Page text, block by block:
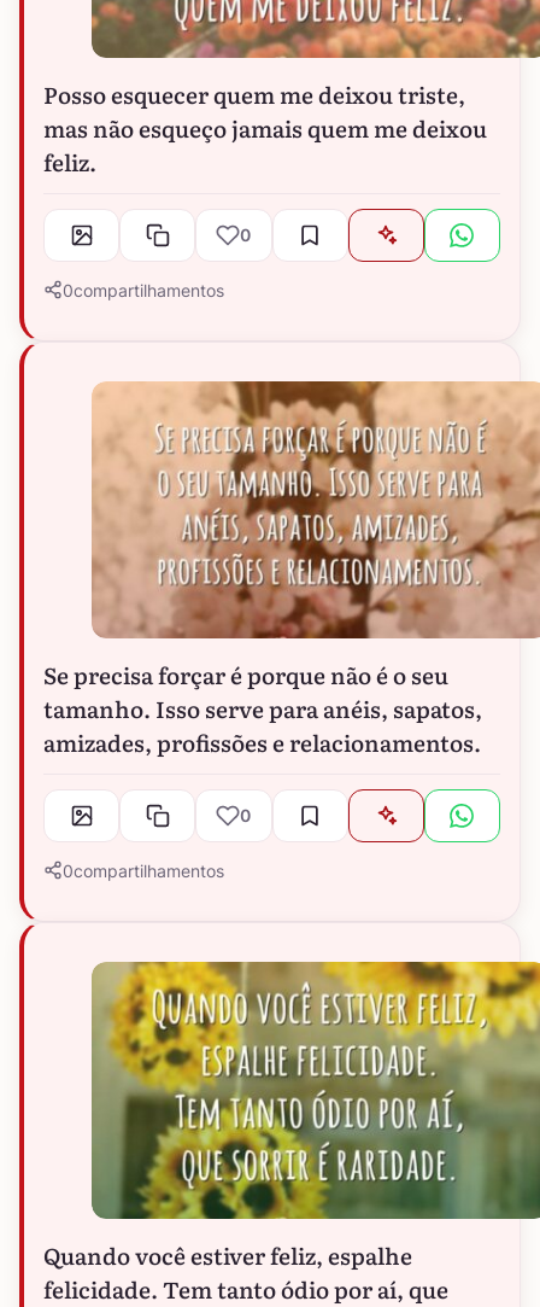
Posso esquecer quem me deixou triste,
mas não esqueço jamais quem me deixou
feliz.
0
0compartilhamentos
Se precisa forçar é porque não é o seu
tamanho. Isso serve para anéis, sapatos,
amizades, profissões e relacionamentos.
0
0compartilhamentos
Quando você estiver feliz, espalhe
felicidade. Tem tanto ódio por aí, que